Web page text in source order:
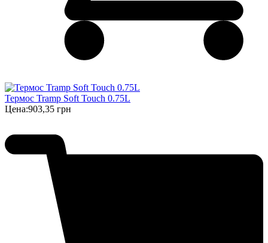
Термос Tramp Soft Touch 0.75L
Цена:903,35 грн